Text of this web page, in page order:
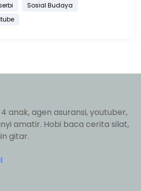
Sosial Budaya
anak, agen asuransi, youtuber,
amatir. Hobi baca cerita silat,
gitar.